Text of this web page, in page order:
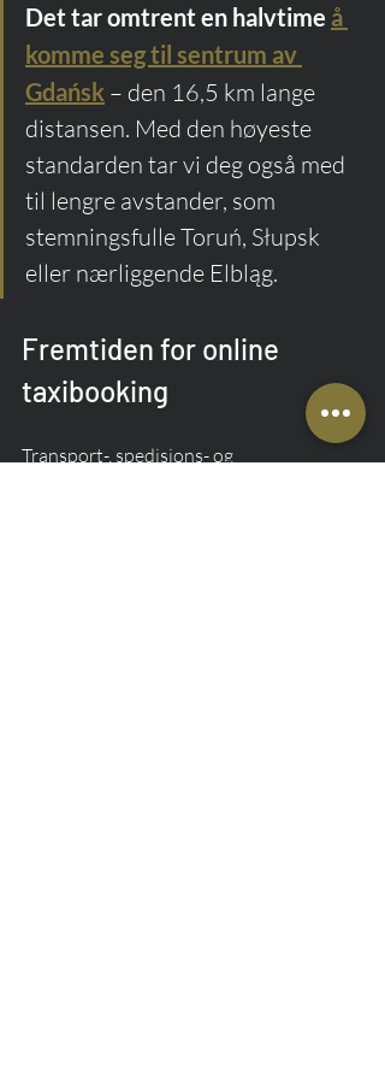
Det tar omtrent en halvtime å
komme seg til sentrum av
Gdańsk – den 16,5 km lange
distansen. Med den høyeste
standarden tar vi deg også med
til lengre avstander, som
stemningsfulle Toruń, Słupsk
eller nærliggende Elbląg.
Fremtiden for online
taxibooking
Transport-, spedisjons- og